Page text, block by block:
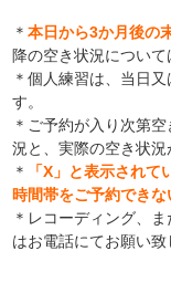
＊本日から3か月後の
降の空き状況について
＊個人練習は、当日
す。
＊ご予約が入り次第
況と、実際の空き状況
＊
「X」と表示され
時間帯をご予約でき
＊レコーディング、
はお電話にてお願い致